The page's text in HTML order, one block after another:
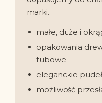
marki.
małe, duże i
opakowania
tubowe
eleganckie
możliwość